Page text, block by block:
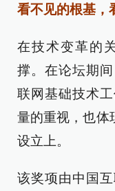
看不见的根基，
在技术变革的
撑。在论坛期
联网基础技术
量的重视，也体
设立上。
该奖项由中国